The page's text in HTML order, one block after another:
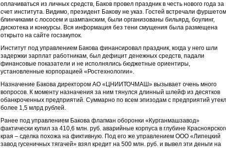
оплачиваться из личных средств, Баков провел праздник в честь нового года за
счет института. Видимо, президент Бакову не указ. Гостей встречали
блинчиками с лососем и шампанским, были организованы бильярд, боулинг,
дискотека и конкурсы. Вся информация без тени смущения была размещена
открыто на сайте госзакупок.
Институт под управлением Бакова финансировал праздник, когда у него шли
задержки зарплат работникам, был дефицит денежных средств, падали
финансовые показатели и не исполнялись бюджетные ориентиры,
установленные корпорацией «Ростехнологии».
Назначение Бакова директором АО «ЦНИИТОЧМАШ» вызывает очень много
вопросов. К моменту назначения за ним тянулся длинный шлейф из десятков
обанкроченных предприятий. Суммарно по всем эпизодам с предприятий
более 1,5 млрд рублей.
Ранее под управлением Бакова флагман оборонки «Курганмашзавод»
фактически купил за 410,6 млн. руб. аварийные корпуса в глубине
края – сделка похожа на фиктивную. Под его же управлением ООО «Липецкий
завод гусеничных тягачей» взял кредит на 500 млн. руб. и вывел эти деньги на